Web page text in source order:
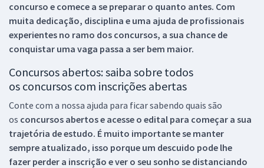
concurso e comece a se preparar o quanto antes. Com
muita dedicação, disciplina e uma ajuda de profissionais
experientes no ramo dos concursos, a sua chance de
conquistar uma vaga passa a ser bem maior.
Concursos abertos: saiba sobre todos
os concursos com inscrições abertas
Conte com a nossa ajuda para ficar sabendo quais são
os concursos abertos e acesse o edital para começar a sua
trajetória de estudo. É muito importante se manter
sempre atualizado, isso porque um descuido pode lhe
fazer perder a inscrição e ver o seu sonho se distanciando